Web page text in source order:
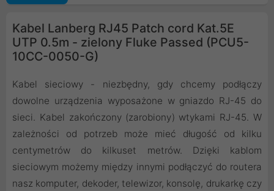
Kabel Lanberg RJ45 Patch cord Kat.5E
UTP 0.5m - zielony Fluke Passed (PCU5-
10CC-0050-G)
Kabel sieciowy - niezbędny, gdy chcemy podłączy
dowolne urządzenia wyposażone w gniazdo RJ-45 do
sieci. Kabel zakończony (zarobiony) wtykami RJ-45. W
zależności od potrzeb może mieć długość od kilku
centymetrów do kilkuset metrów. Dzięki kablom
sieciowym możemy między innymi podłączyć do routera
nasz komputer, dekoder, telewizor, konsolę, drukarkę czy